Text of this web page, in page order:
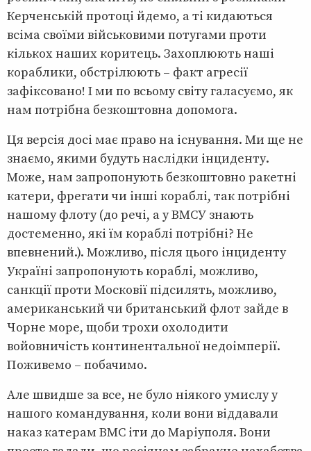
Керченській протоці йдемо, а ті кидаються
всіма своїми військовими потугами проти
кількох наших коритець. Захоплюють наші
кораблики, обстрілюють – факт агресії
зафіксовано! І ми по всьому світу галасуємо, як
нам потрібна безкоштовна допомога.
Ця версія досі має право на існування. Ми ще не
знаємо, якими будуть наслідки інциденту.
Може, нам запропонують безкоштовно ракетні
катери, фрегати чи інші кораблі, так потрібні
нашому флоту (до речі, а у ВМСУ знають
достеменно, які їм кораблі потрібні? Не
впевнений.). Можливо, після цього інциденту
Україні запропонують кораблі, можливо,
санкції проти Московії підсилять, можливо,
американський чи британський флот зайде в
Чорне море, щоби трохи охолодити
войовничість континентальної недоімперії.
Поживемо – побачимо.
Але швидше за все, не було ніякого умислу у
нашого командування, коли вони віддавали
наказ катерам ВМС іти до Маріуполя. Вони